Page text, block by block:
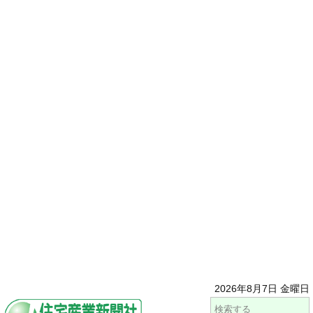
2026年8月7日 金曜日